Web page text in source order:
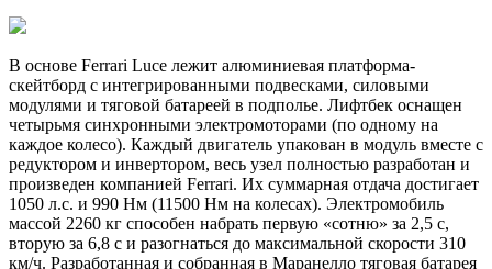
В основе Ferrari Luce лежит алюминиевая платформа-
скейтборд с интегрированными подвесками, силовыми
модулями и тяговой батареей в подполье. Лифтбек оснащен
четырьмя синхронными электромоторами (по одному на
каждое колесо). Каждый двигатель упакован в модуль вместе с
редуктором и инвертором, весь узел полностью разработан и
произведен компанией Ferrari. Их суммарная отдача достигает
1050 л.с. и 990 Нм (11500 Нм на колесах). Электромобиль
массой 2260 кг способен набрать первую «сотню» за 2,5 с,
вторую за 6,8 с и разогнаться до максимальной скорости 310
км/ч. Разработанная и собранная в Маранелло тяговая батарея